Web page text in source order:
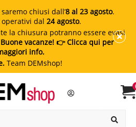
saremo chiusi dall’8 al 23 agosto.
dal 24 agosto.
la chiusura potranno essere evasi
Buone vacanze! 👉 Clicca qui per
info.
Team DEMshop!